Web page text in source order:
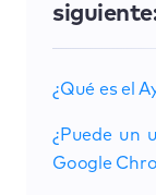
¿Qué es el
¿Puede un
Google